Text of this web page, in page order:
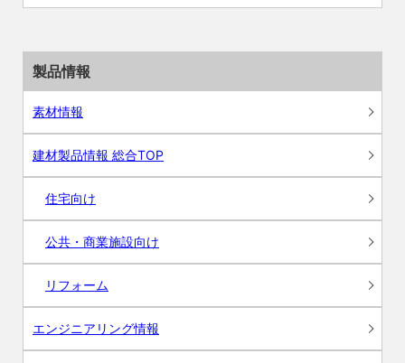
製品情報
素材情報
建材製品情報 総合TOP
住宅向け
公共・商業施設向け
リフォーム
エンジニアリング情報